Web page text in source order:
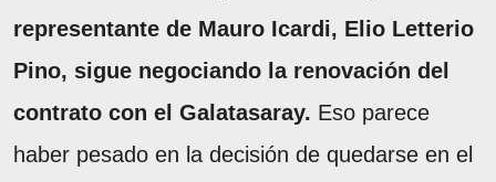
representante de Mauro Icardi, Elio Letterio
Pino, sigue negociando la renovación del
contrato con el Galatasaray. Eso parece
haber pesado en la decisión de quedarse en el